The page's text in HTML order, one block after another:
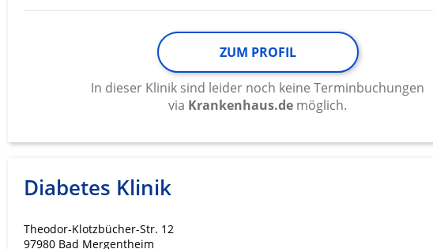
ZUM PROFIL
In dieser Klinik sind leider noch keine Terminbuchungen
via Krankenhaus.de möglich.
Diabetes Klinik
Theodor-Klotzbücher-Str. 12
97980 Bad Mergentheim